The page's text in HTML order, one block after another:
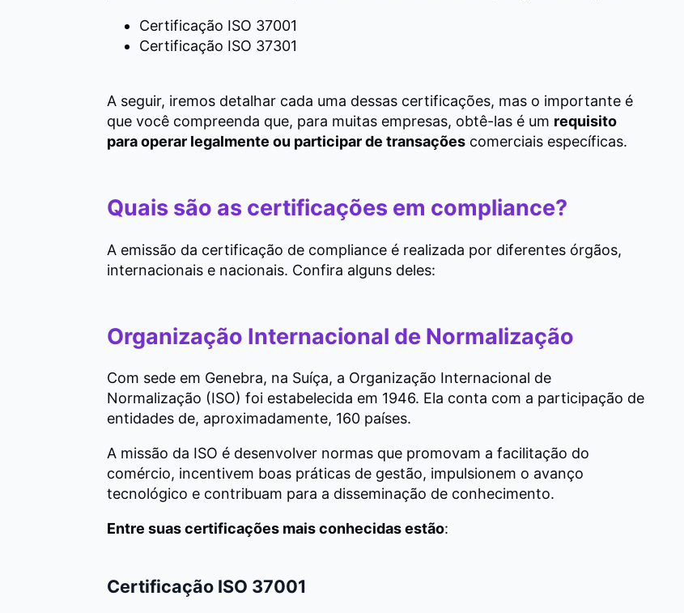
Certificação ISO 37001
Certificação ISO 37301
A seguir, iremos detalhar cada uma dessas certificações, mas o importante é
que você compreenda que, para muitas empresas, obtê-las é um requisito
para operar legalmente ou participar de transações comerciais específicas.
Quais são as certificações em compliance?
A emissão da certificação de compliance é realizada por diferentes órgãos,
internacionais e nacionais. Confira alguns deles:
Organização Internacional de Normalização
Com sede em Genebra, na Suíça, a Organização Internacional de
Normalização (ISO) foi estabelecida em 1946. Ela conta com a participação de
entidades de, aproximadamente, 160 países.
A missão da ISO é desenvolver normas que promovam a facilitação do
comércio, incentivem boas práticas de gestão, impulsionem o avanço
tecnológico e contribuam para a disseminação de conhecimento.
Entre suas certificações mais conhecidas estão:
Certificação ISO 37001